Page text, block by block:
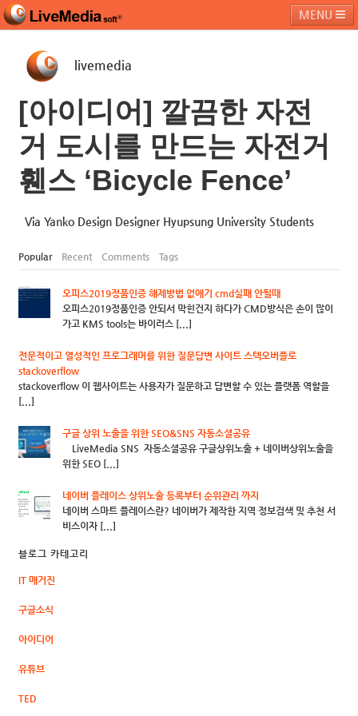
MENU
페밀리 사이트
livemedia
[아이디어] 깔끔한 자전
거 도시를 만드는 자전거
휀스 ‘Bicycle Fence’
Via Yanko Design Designer Hyupsung University Students
Popular Recent Comments Tags
오피스2019정품인증 해제방법 없애기 cmd실패 안될때
오피스2019정품인증 안되서 막힌건지 하다가 CMD방식은 손이 많이
가고 KMS tools는 바이러스 [...]
전문적이고 열성적인 프로그래머를 위한 질문답변 사이트 스텍오버플로
stackoverflow
stackoverflow 이 웹사이트는 사용자가 질문하고 답변할 수 있는 플랫폼 역할을
[...]
구글 상위 노출을 위한 SEO&SNS 자동소셜공유
LiveMedia SNS 자동소셜공유 구글상위노출 + 네이버상위노출을
위한 SEO [...]
네이버 플레이스 상위노출 등록부터 순위관리 까지
네이버 스마트 플레이스란? 네이버가 제작한 지역 정보검색 및 추천 서
비스이자 [...]
블로그 카테고리
IT 매거진
구글소식
아이디어
유튜브
TED